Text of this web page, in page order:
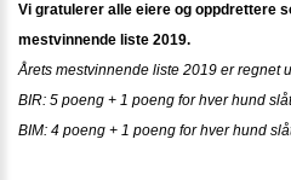
Vi gratulerer alle eiere og oppdrettere
mestvinnende liste 2019.
Årets mestvinnende liste 2019 er regnet
BIR: 5 poeng + 1 poeng for hver hund
BIM: 4 poeng + 1 poeng for hver hund